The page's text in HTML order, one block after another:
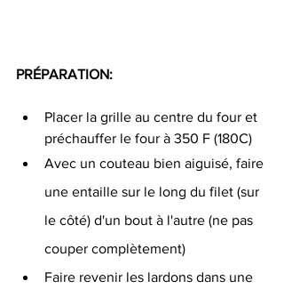
PRÉPARATION:
Placer la grille au centre du four et
préchauffer le four à 350 F (180C)
Avec un couteau bien aiguisé, faire
une entaille sur le long du filet (sur
le côté) d'un bout à l'autre (ne pas
couper complètement)
Faire revenir les lardons dans une